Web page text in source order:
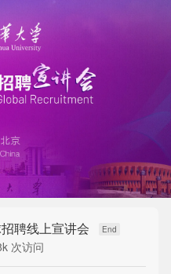
聘线上宣讲会
次访问